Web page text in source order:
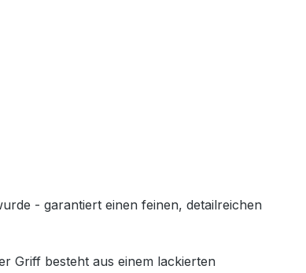
- garantiert einen feinen, detailreichen
Griff besteht aus einem lackierten